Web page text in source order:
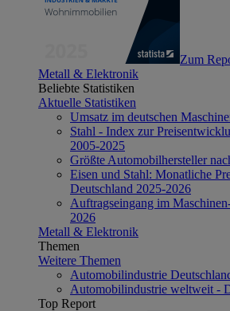
Zum
Metall & Elektronik
Beliebte Statistiken
Aktuelle Statistiken
Umsatz im deutschen
Stahl - Index zur
2005-2025
Größte Automobilhersteller
Eisen und Stahl: Monatliche
Deutschland 2025-2026
Auftragseingang im
2026
Metall & Elektronik
Themen
Weitere Themen
Automobilindustrie
Automobilindustrie weltweit -
Top Report